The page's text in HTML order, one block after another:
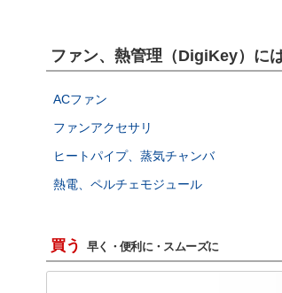
ファン、熱管理（DigiKey）に
ACファン
ファンアクセサリ
ヒートパイプ、蒸気チャンバ
熱電、ペルチェモジュール
買う 早く・便利に・スムーズに